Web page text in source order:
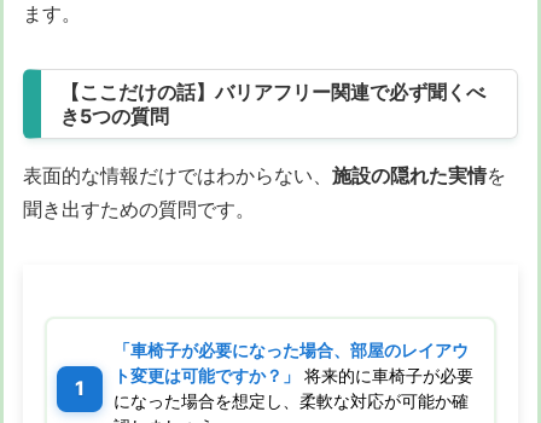
ます。
【ここだけの話】バリアフリー関連で必ず聞くべ
き5つの質問
表面的な情報だけではわからない、 施設の隠れた実情を
聞き出すための質問です。
「車椅子が必要になった場合、部屋のレイアウ
ト変更は可能ですか？」
将来的に車椅子が必要
になった場合を想定し、柔軟な対応が可能か確